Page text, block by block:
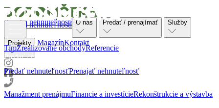
Ponuka nehnuteľností
TímZrealizované obchodyReferencie
Predať / prenajímať
Predať nehnuteľnosťPrenajať nehnuteľnosť
Služby
Manažment prenájmuFinancie a investícieRekonštrukcie a výstavba
Ponuka nehnuteľností O nás Predať / prenajímať Služby
Projekty MagazínKontakt